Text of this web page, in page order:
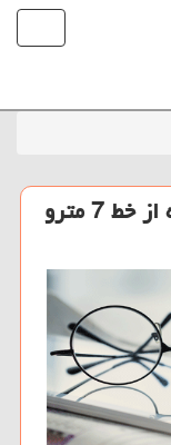
افتتاح ورودی های جدید 2 ایستگاه از خط 7 مترو